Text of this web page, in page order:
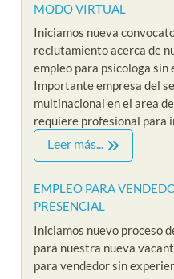
MODO VIRTUAL
Iniciamos nueva
reclutamiento acerca de
empleo para psicologa
Importante empresa del
multinacional en el area
requiere profesional para
Leer más...
EMPLEO PARA
PRESENCIAL
Iniciamos nuevo proceso
para nuestra nueva
para vendedor sin